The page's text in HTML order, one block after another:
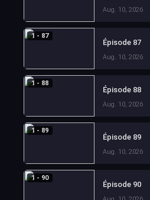
Aug. 10, 2026
1 - 87
Épisode 87
Aug. 10, 2026
1 - 88
Épisode 88
Aug. 10, 2026
1 - 89
Épisode 89
Aug. 10, 2026
1 - 90
Épisode 90